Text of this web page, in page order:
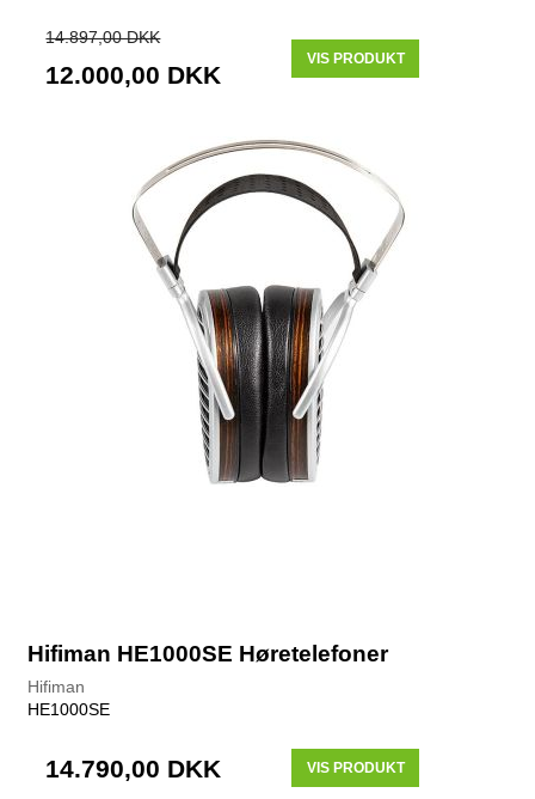
14.897,00 DKK
12.000,00 DKK
VIS PRODUKT
Hifiman HE1000SE Høretelefoner
Hifiman
HE1000SE
14.790,00 DKK VIS PRODUKT